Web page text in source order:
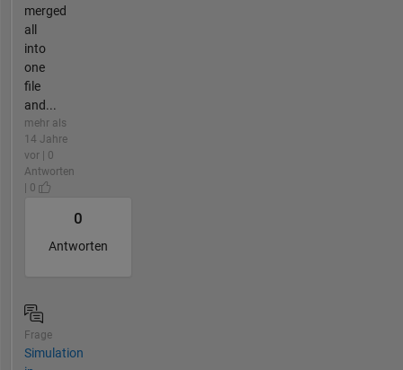
merged
all
into
one
file
and...
mehr als
14 Jahre
vor | 0
Antworten
| 0
0
Antworten
Frage
Simulation